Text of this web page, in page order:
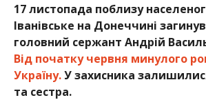
17 листопада поблизу
Іванівське на Донеччині
головний сержант Андрій
Від початку червня минулого
Україну.У захисника
та сестра.